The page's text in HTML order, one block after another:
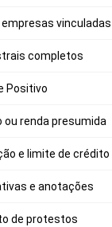
empresas vinculadas
completos
Positivo
ou renda presumida
e limite de crédito
e anotações
de protestos